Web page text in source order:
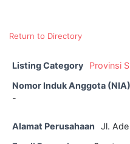
Return to Directory
Listing Category
Provinsi
Nomor Induk Anggota (NIA)
-
Alamat Perusahaan
Jl.